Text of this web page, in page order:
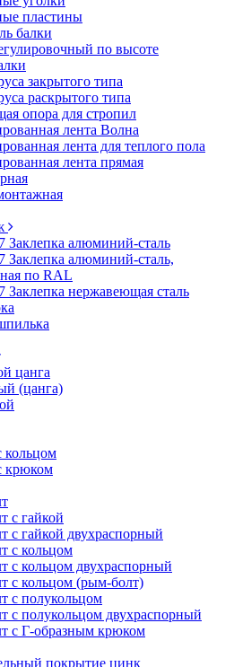
пластины
балки
по высоте
закрытого типа
раскрытого типа
опора для стропил
лента Волна
лента для теплого пола
лента прямая
Заклепка алюминий-сталь
Заклепка алюминий-сталь,
по RAL
Заклепка нержавеющая сталь
цанга
(цанга)
крюком
с гайкой
с гайкой двухраспорный
с кольцом
с кольцом двухраспорный
с кольцом (рым-болт)
с полукольцом
с полукольцом двухраспорный
с Г-образным крюком
покрытие цинк